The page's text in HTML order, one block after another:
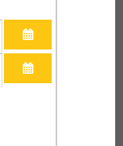
OUVRIR LE